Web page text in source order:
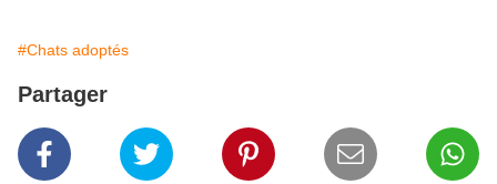
#Chats adoptés
Partager